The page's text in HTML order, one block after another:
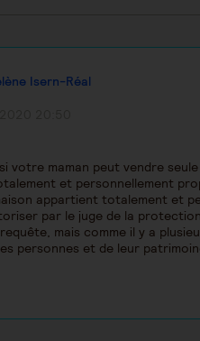
Isern-Réal
votre maman peut vendre
et personnellement
appartient totalement et
par le juge de la
mais comme il y a
personnes et de leur